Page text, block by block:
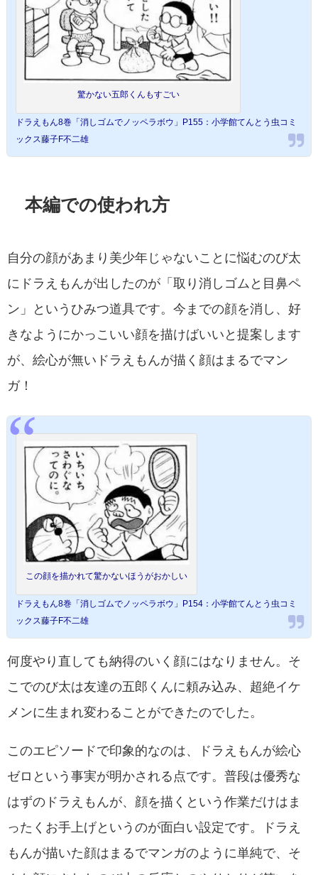
驚かない五郎くんもすごい
ドラえもん8巻「消しゴムでノッペラボウ」P155：小学館てんとう虫コミ
ックス藤子F不二雄
本編での使われ方
自分の顔があまり美少年じゃないことに悩むのび太
にドラえもんが出したのが「取り消しゴムと目鼻ペ
ン」というひみつ道具です。今までの顔を消し、好
きなようにかっこいい顔を描けばいいと提案します
が、絵心が無いドラえもんが描く顔はまるでマン
ガ！
この顔を描かれて驚かないほうがおかしい
ドラえもん8巻「消しゴムでノッペラボウ」P154：小学館てんとう虫コミ
ックス藤子F不二雄
何度やり直しても納得のいく顔にはなりません。そ
こでのび太は友達の五郎くんに頼み込み、超絶イケ
メンに生まれ変わることができたのでした。
このエピソードで印象的なのは、ドラえもんが絵心
ゼロという事実が明かされる点です。普段は優秀な
はずのドラえもんが、顔を描くという作業だけはま
ったくお手上げというのが面白い設定です。ドラえ
もんが描いた顔はまるでマンガのように単純で、そ